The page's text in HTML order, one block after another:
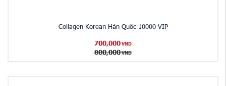
Collagen Korean Hàn Quốc 10000 VIP
700,000 VND
800,000 VND